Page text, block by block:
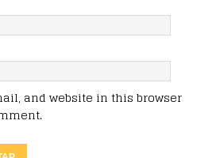
and website in this browser